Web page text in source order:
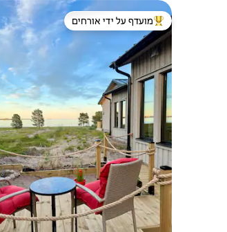
מוביל בקרב נכסים מועדפים על ידי אורחים
מועדף על ידי אורחים